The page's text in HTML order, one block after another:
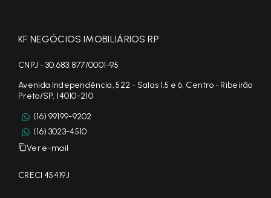
KF NEGÓCIOS IMOBILIÁRIOS RP
CNPJ - 30.683.877/0001-95
Avenida Independência, 522 - Salas 1,5 e 6, Centro - Ribeirão
Preto/SP, 14010-210
(16) 99199-9202
(16) 3023-4510
Ver e-mail
CRECI 45419J